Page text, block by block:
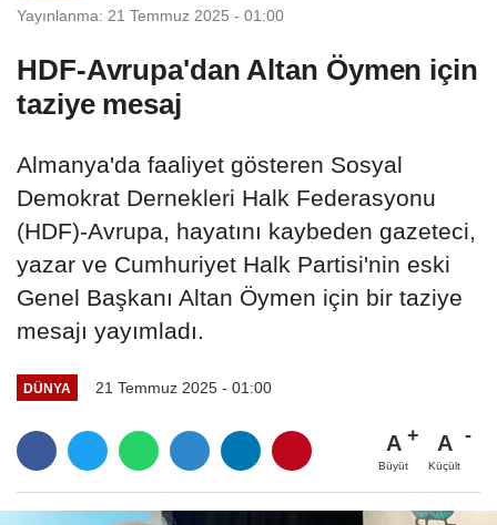
Yayınlanma: 21 Temmuz 2025 - 01:00
HDF-Avrupa'dan Altan Öymen için
taziye mesaj
Almanya'da faaliyet gösteren Sosyal
Demokrat Dernekleri Halk Federasyonu
(HDF)-Avrupa, hayatını kaybeden gazeteci,
yazar ve Cumhuriyet Halk Partisi'nin eski
Genel Başkanı Altan Öymen için bir taziye
mesajı yayımladı.
DÜNYA 21 Temmuz 2025 - 01:00
A
Büyüt
A
Küçült